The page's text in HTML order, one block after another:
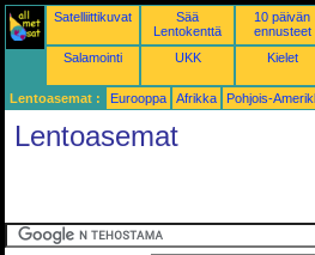
Satelliittikuvat
Sää
Lentokenttä
10 päivän
ennusteet
Salamointi UKK Kielet
Lentoasemat : Eurooppa Afrikka Pohjois-
Lentoasemat